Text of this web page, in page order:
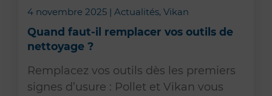
4 novembre 2025 | Actualités, Vikan
Quand faut-il remplacer vos outils de
nettoyage ?
Remplacez vos outils dès les premiers
signes d’usure : Pollet et Vikan vous